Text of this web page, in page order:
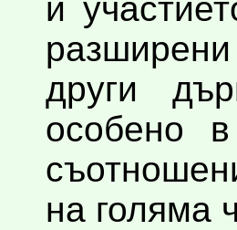
и
други
особено
на голяма